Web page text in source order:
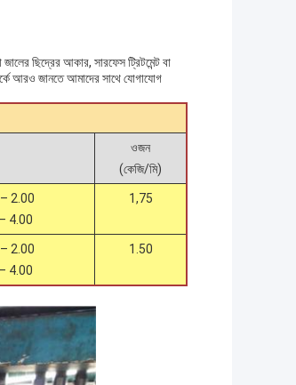
ছিদ্রের আকার, সারফেস ট্রিটমেন্ট বা
আরও জানতে আমাদের সাথে যোগাযোগ
ওজন
(কেজি/মি)
2.00
4.00
1,75
2.00
4.00
1.50